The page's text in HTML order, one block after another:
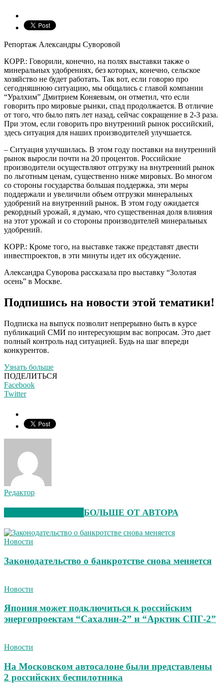
Репортаж Александры Суворовой
КОРР.: Говорили, конечно, на полях выставки также о
минеральных удобрениях, без которых, конечно, сельское
хозяйство не будет работать. Так вот, если говорю про
сегодняшнюю ситуацию, мы общались с главой компании
“Уралхим” Дмитрием Коняевым, он отметил, что если
говорить про мировые рынки, спад продолжается. В отличие
от того, что было пять лет назад, сейчас сокращение в 2-3 раза.
При этом, если говорить про внутренний рынок российский,
здесь ситуация для наших производителей улучшается.
– Ситуация улучшилась. В этом году поставки на внутренний
рынок выросли почти на 20 процентов. Российские
производители осуществляют отгрузку на внутренний рынок
по льготным ценам, существенно ниже мировых. Во многом
со стороны государства большая поддержка, эти меры
поддержали и увеличили объем отгрузки минеральных
удобрений на внутренний рынок. В этом году ожидается
рекордный урожай, я думаю, что существенная доля влияния
на этот урожай и со стороны производителей минеральных
удобрений.
КОРР.: Кроме того, на выставке также представят двести
инвестпроектов, в эти минуты идет их обсуждение.
Александра Суворова рассказала про выставку “Золотая
осень” в Москве.
Подпишись на новости этой тематики!
Подписка на выпуск позволит непрерывно быть в курсе
публикаций СМИ по интересующим вас вопросам. Это дает
полный контроль над ситуацией. Будь на шаг впереди
конкурентов.
Узнать больше
ПОДЕЛИТЬСЯ
Facebook
Twitter
Редактор
БОЛЬШЕ ОТ АВТОРА
Новости
Законодательство о банкротстве снова меняется
Новости
Япония может подключиться к российским
энергопроектам “Сахалин-2” и “Арктик СПГ-2”
Новости
На Московском автосалоне были представлены
2 российских беспилотника